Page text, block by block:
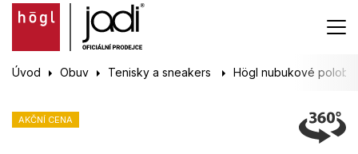
Úvod Obuv Tenisky a sneakers Högl nubukové
AKČNÍ CENA